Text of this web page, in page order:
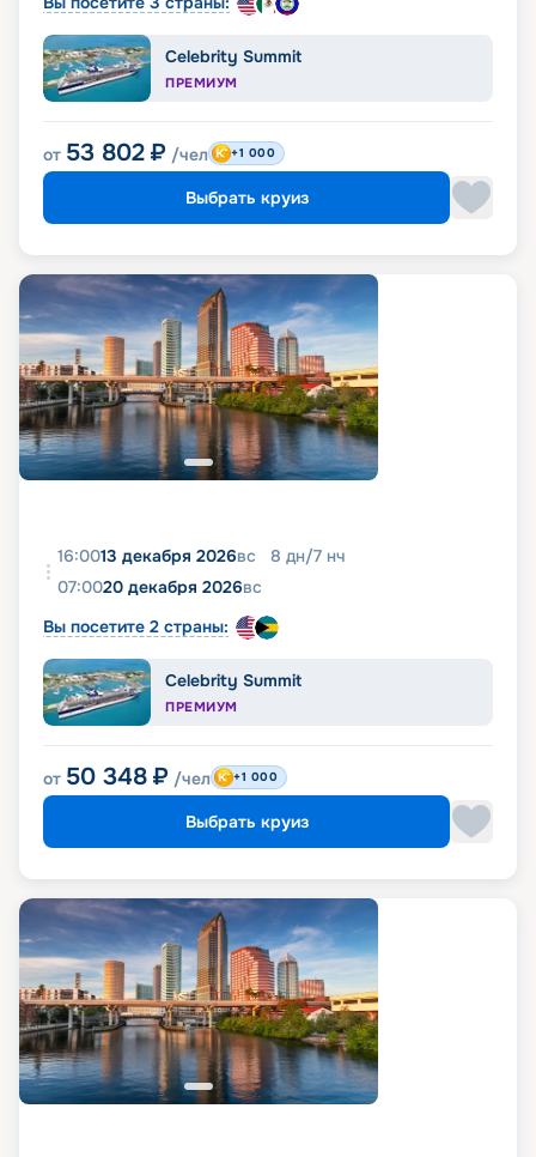
Celebrity Summit
ПРЕМИУМ
от 53 802 ₽ /чел +1 000
Выбрать круиз
16:0013 декабря 2026вс 8 дн/7 нч
07:0020 декабря 2026вс
Вы посетите 2 страны:
Celebrity Summit
ПРЕМИУМ
от 50 348 ₽ /чел +1 000
Выбрать круиз